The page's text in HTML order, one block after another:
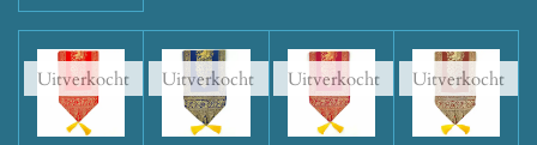
Uitverkocht Uitverkocht Uitverkocht Uitverkocht